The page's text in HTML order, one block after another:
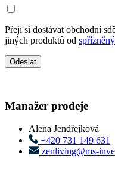
Přeji si dostávat obchodní
jiných produktů od
Manažer prodeje
Alena Jendřejková
+420 731 149 631
zenliving@ms-